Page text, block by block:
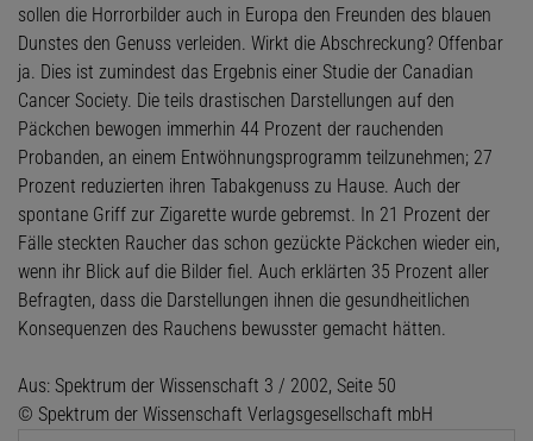
sollen die Horrorbilder auch in Europa den Freunden des blauen
Dunstes den Genuss verleiden. Wirkt die Abschreckung? Offenbar
ja. Dies ist zumindest das Ergebnis einer Studie der Canadian
Cancer Society. Die teils drastischen Darstellungen auf den
Päckchen bewogen immerhin 44 Prozent der rauchenden
Probanden, an einem Entwöhnungsprogramm teilzunehmen; 27
Prozent reduzierten ihren Tabakgenuss zu Hause. Auch der
spontane Griff zur Zigarette wurde gebremst. In 21 Prozent der
Fälle steckten Raucher das schon gezückte Päckchen wieder ein,
wenn ihr Blick auf die Bilder fiel. Auch erklärten 35 Prozent aller
Befragten, dass die Darstellungen ihnen die gesundheitlichen
Konsequenzen des Rauchens bewusster gemacht hätten.
Aus: Spektrum der Wissenschaft 3 / 2002, Seite 50
© Spektrum der Wissenschaft Verlagsgesellschaft mbH